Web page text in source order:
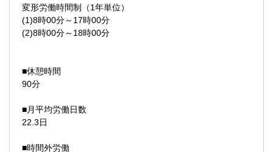
変形労働時間制（1年単位）
(1)8時00分～17時00分
(2)8時00分～18時00分
■休憩時間
90分
■月平均労働日数
22.3日
■時間外労働